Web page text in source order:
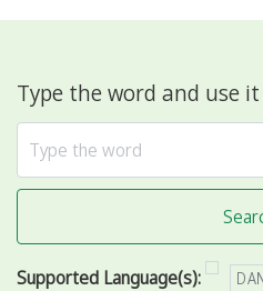
Type the word and use
Supported Language(s):